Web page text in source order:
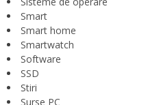
Smart
Smart home
Smartwatch
Software
SSD
Stiri
Surse PC